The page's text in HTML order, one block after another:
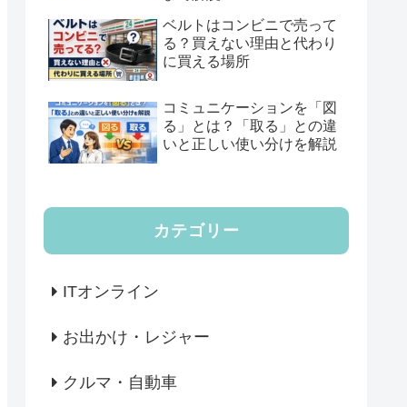
ベルトはコンビニで売って
る？買えない理由と代わり
に買える場所
コミュニケーションを「図
る」とは？「取る」との違
いと正しい使い分けを解説
カテゴリー
ITオンライン
お出かけ・レジャー
クルマ・自動車